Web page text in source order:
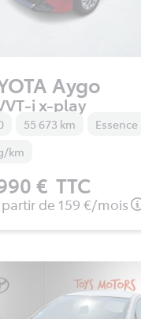
Aygo
i x-play
55 673 km
Essence
km
€ TTC
de 159 €/mois